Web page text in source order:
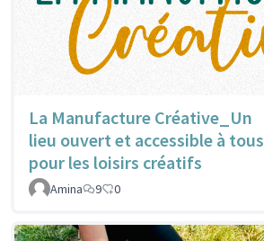
La Manufacture Créative_Un
lieu ouvert et accessible à tous
pour les loisirs créatifs
Amina
9 0